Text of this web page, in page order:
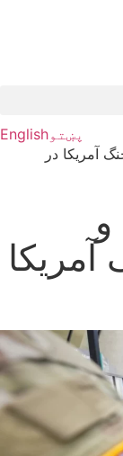
پښتوEnglish
آمریکا در
آمریکا